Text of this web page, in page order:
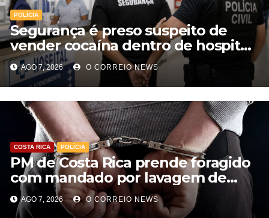
POLÍCIA
Segurança é preso suspeito de
vender cocaína dentro de hospital
e atuar para facção em Cassilândia
AGO 7, 2026 O CORREIO NEWS
COSTA RICA POLÍCIA
PM de Costa Rica prende foragido
com mandado por lavagem de
dinheiro e estelionato
AGO 7, 2026 O CORREIO NEWS